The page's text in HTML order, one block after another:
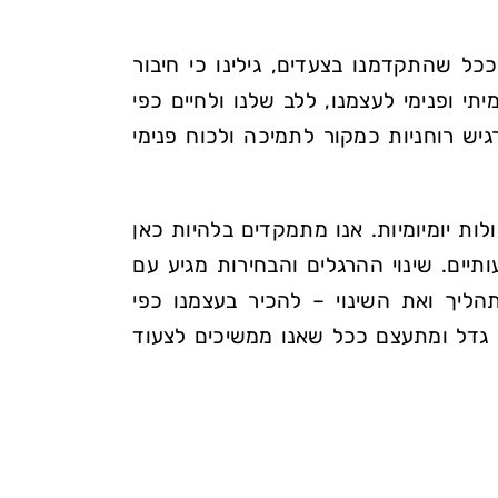
שהתקדמנו בצעדים, גילינו כי חיבור
ופנימי לעצמנו, ללב שלנו ולחיים כפי
רוחניות כמקור לתמיכה ולכוח פנימי
יומיומיות. אנו מתמקדים בלהיות כאן
שינוי ההרגלים והבחירות מגיע עם
ואת השינוי – להכיר בעצמנו כפי
גדל ומתעצם ככל שאנו ממשיכים לצעוד